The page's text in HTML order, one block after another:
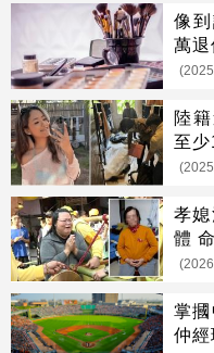
像
萬
陸
至
孝
體
掌
仲經